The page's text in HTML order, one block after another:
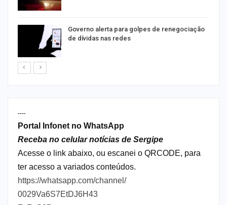
Governo alerta para golpes de renegociação
de dívidas nas redes
----
Portal Infonet no WhatsApp
Receba no celular notícias de Sergipe
Acesse o link abaixo, ou escanei o QRCODE, para
ter acesso a variados conteúdos.
https://whatsapp.com/channel/
0029Va6S7EtDJ6H43